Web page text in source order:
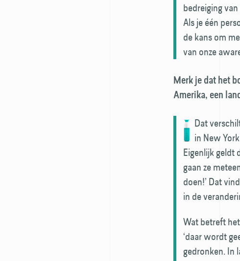
bedreiging
Als je één
de kans om
van onze
Merk je dat het
Amerika, een
Dat
in New
Eigenlijk geldt
gaan ze
doen!’ Dat
in de
Wat betreft
‘daar wordt
gedronken. In